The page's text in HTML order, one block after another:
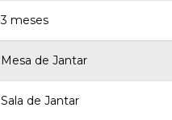
3 meses
Mesa de Jantar
Sala de Jantar